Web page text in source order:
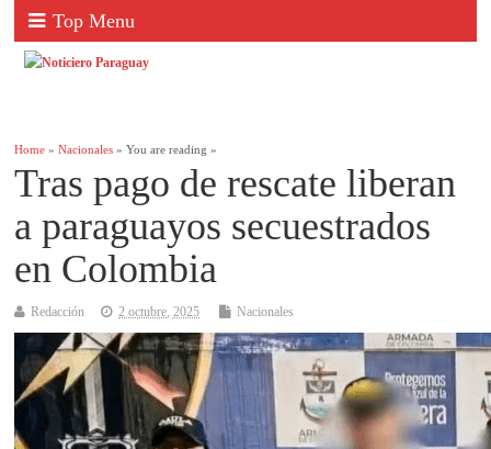
Top Menu
Home »Nacionales » You are reading »
Tras pago de rescate liberan
a paraguayos secuestrados
en Colombia
Redacción 2 octubre, 2025 Nacionales